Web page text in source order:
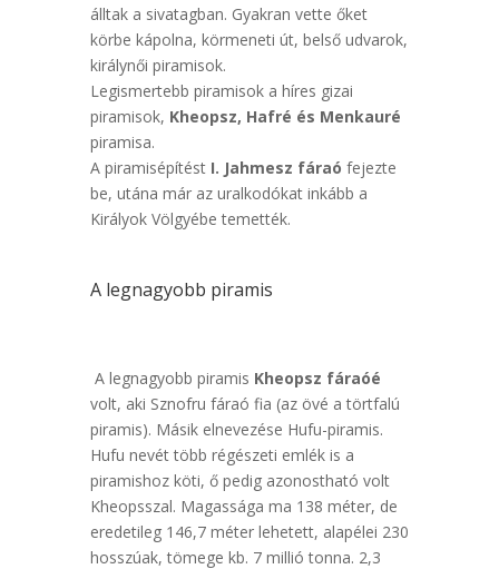
álltak a sivatagban. Gyakran vette őket
körbe kápolna, körmeneti út, belső udvarok,
királynői piramisok.
Legismertebb piramisok a híres gizai
piramisok, Kheopsz, Hafré és Menkauré
piramisa.
A piramisépítéstI. Jahmesz fáraó fejezte
be, utána már az uralkodókat inkább a
Királyok Völgyébe temették.
A legnagyobb piramis
A legnagyobb piramis Kheopsz fáraóé
volt, aki Sznofru fáraó fia (az övé a törtfalú
piramis). Másik elnevezése Hufu-piramis.
Hufu nevét több régészeti emlék is a
piramishoz köti, ő pedig azonostható volt
Kheopsszal. Magassága ma 138 méter, de
eredetileg 146,7 méter lehetett, alapélei 230
hosszúak, tömege kb. 7 millió tonna. 2,3